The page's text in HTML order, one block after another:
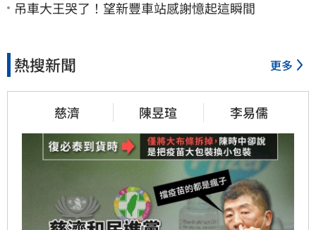
吊車大王哭了！望新豐車站感謝憶起這瞬間
熱搜新聞 更多
慈濟 陳昱瑄 李易儒